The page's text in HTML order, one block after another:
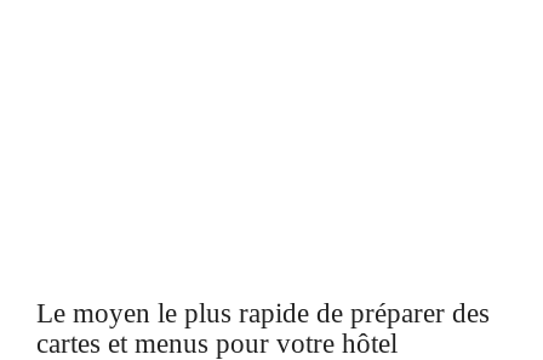
Le moyen le plus rapide de préparer des
cartes et menus pour votre hôtel